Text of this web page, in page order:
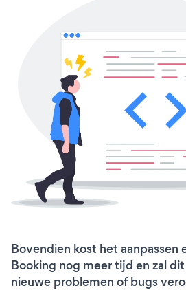
Bovendien kost het aanpassen
Booking nog meer tijd en zal
nieuwe problemen of bugs